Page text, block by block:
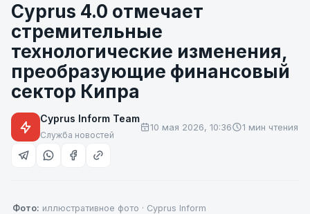
Cyprus 4.0 отмечает
стремительные
технологические изменения,
преобразующие финансовый
сектор Кипра
Cyprus Inform Team
Служба новостей
10 мая 2026, 10:36 1 мин чтения
Фото: иллюстративное фото · Cyprus Inform